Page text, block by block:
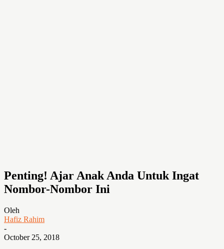
Penting! Ajar Anak Anda Untuk Ingat
Nombor-Nombor Ini
Oleh
Hafiz Rahim
-
October 25, 2018